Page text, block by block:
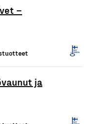
–
ja